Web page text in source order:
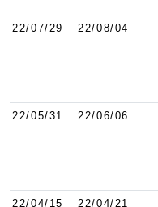
22/07/29 22/08/04
22/05/31 22/06/06
22/04/15 22/04/21